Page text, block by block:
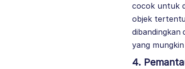
cocok untuk
objek
dibandingkan
yang
4.